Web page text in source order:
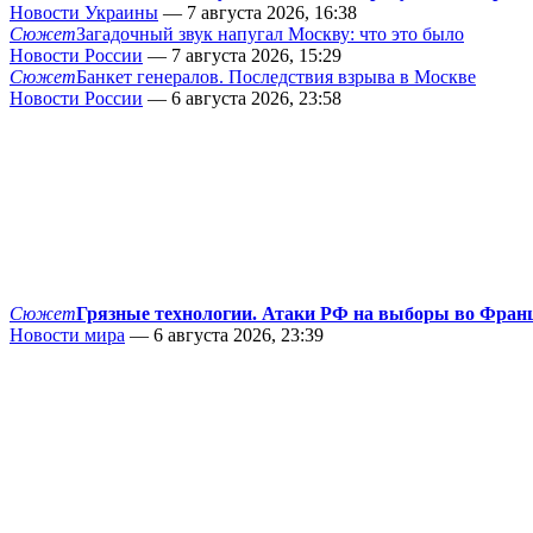
Новости Украины — 7 августа 2026, 16:38
СюжетЗагадочный звук напугал Москву: что это было
Новости России — 7 августа 2026, 15:29
СюжетБанкет генералов. Последствия взрыва в Москве
Новости России — 6 августа 2026, 23:58
СюжетГрязные технологии. Атаки РФ на выборы во
Новости мира — 6 августа 2026, 23:39